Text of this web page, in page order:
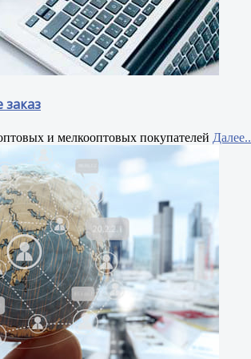
и мелкооптовых покупателей